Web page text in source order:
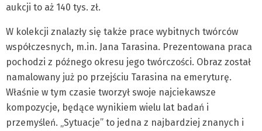
aukcji to aż 140 tys. zł.
W kolekcji znalazły się także prace wybitnych twórców
współczesnych, m.in. Jana Tarasina. Prezentowana praca
pochodzi z późnego okresu jego twórczości. Obraz został
namalowany już po przejściu Tarasina na emeryturę.
Właśnie w tym czasie tworzył swoje najciekawsze
kompozycje, będące wynikiem wielu lat badań i
przemyśleń. „Sytuacje” to jedna z najbardziej znanych i